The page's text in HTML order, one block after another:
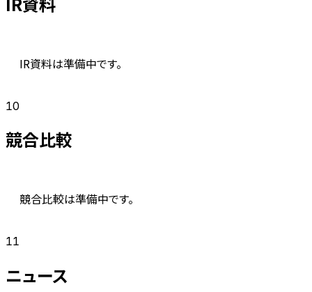
IR資料は準備中です。
10
競合比較
競合比較は準備中です。
11
ニュース